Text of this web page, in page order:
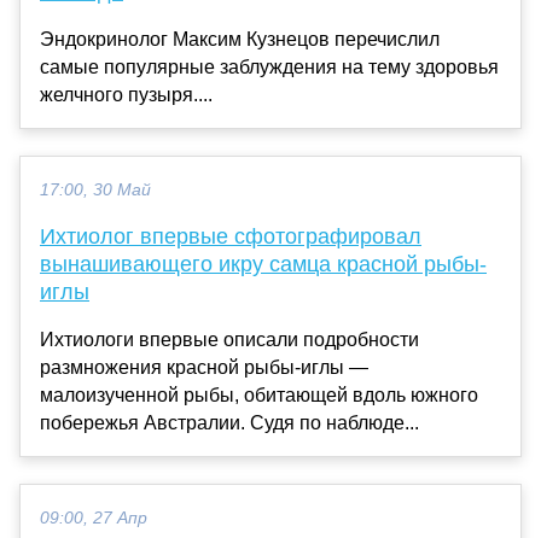
Эндокринолог Максим Кузнецов перечислил
самые популярные заблуждения на тему здоровья
желчного пузыря....
17:00, 30 Май
Ихтиолог впервые сфотографировал
вынашивающего икру самца красной рыбы-
иглы
Ихтиологи впервые описали подробности
размножения красной рыбы-иглы —
малоизученной рыбы, обитающей вдоль южного
побережья Австралии. Судя по наблюде...
09:00, 27 Апр